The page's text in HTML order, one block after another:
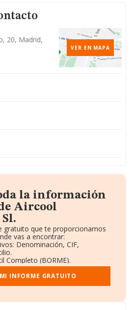
20, Madrid,
VER EN MAPA
la información
Aircool
gratuito que te proporcionamos
vas a encontrar:
Denominación, CIF,
Completo (BORME).
Ventas y Empleados.
y Administradores.
INFORME GRATUITO